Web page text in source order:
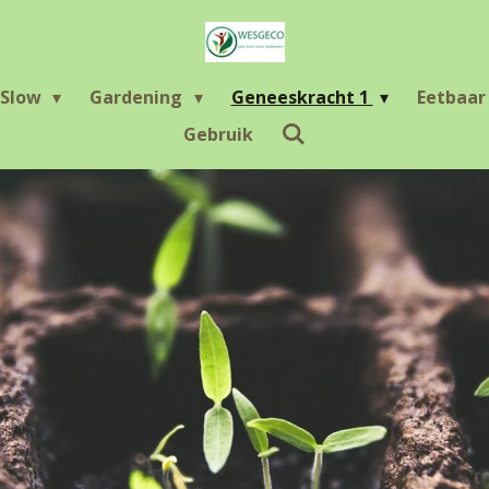
Slow Gardening Geneeskracht 1
Eetbaar
Gebruik